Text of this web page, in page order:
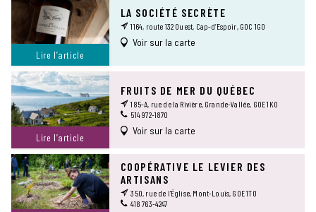
Lire l’article
LA SOCIÉTÉ SECRÈTE
1164, route 132 Ouest, Cap-d’Espoir, G0C 1G0
Voir sur la carte
Lire l’article
FRUITS DE MER DU QUÉBEC
185-A, rue de la Rivière, Grande-Vallée, G0E 1K0
514 972-1870
Voir sur la carte
COOPÉRATIVE LE LEVIER DES
ARTISANS
350, rue de l’Église, Mont-Louis, G0E 1T0
418 763-4247